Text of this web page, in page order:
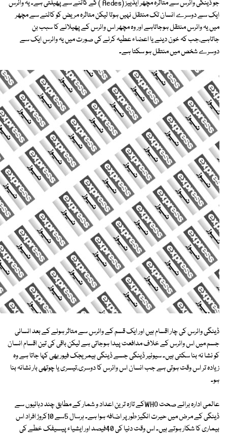
جو ڈینگی وائرس سے متاثرہ مچھر ایڈییز (Aedes ) کے کاٹنے سے پھیلتی ہے۔ یہ وائرس
ایک سے دوسرے انسان تک منتقل نہیں ہوتا لیکن متاثرہ مریض کو کاٹنے سے مچھر
میں یہ وائرس منتقل ہوجاتاہے اور وہ مچھر اس وائرس کے پھیلانے کا سبب بن
جاتاہے،جب کہ خون دینے یا اعضاء عطیہ کرنے کی صورت میں یہ وائرس ایک سے
دوسرے شخص میں منتقل ہو سکتا ہے۔
ڈینگی وائرس کی چار اقسام ہیں اور ایک قسم کے وائرس سے متاثر ہونے کے بعد انسانی
جسم میں اس وائرس کے خلاف مدافعت پیدا ہوجاتی ہے لیکن باقی کی تین اقسام انسان
کو نشا نہ بنا سکتی ہیں۔ سیوئیر ڈینگی جسے ڈینگی ہیمریجک فیور بھی کہا جاتا ہے وہ
زیادہ تر اس وقت ہوتی ہے جب انسان اس وائرس کا دوسری،تیسری یا چوتھی بار نشانہ بنا
ہو۔
عالمی ادارہ برائے صحت WHOکے تازہ ترین اعداد و شمار کے مطابق چند دہائیوں سے
ڈینگی کے مرض میں حیرت انگیز طور پر اضافہ ہوا ہے۔ ہرسال 5سے 10کروڑ افراد اس
بیماری کا شکار ہوتے ہیں۔ اس وقت دنیا کی 40فیصد اور ایشیاء پیسیفک خطے کی